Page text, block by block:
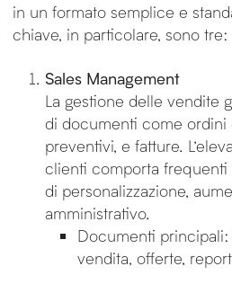
in un formato semplice e
chiave, in particolare, sono tre:
Sales Management
La gestione delle vendite
di documenti come ordini
preventivi, e fatture.
clienti comporta
di personalizzazione,
amministrativo.
Documenti
vendita, offerte,